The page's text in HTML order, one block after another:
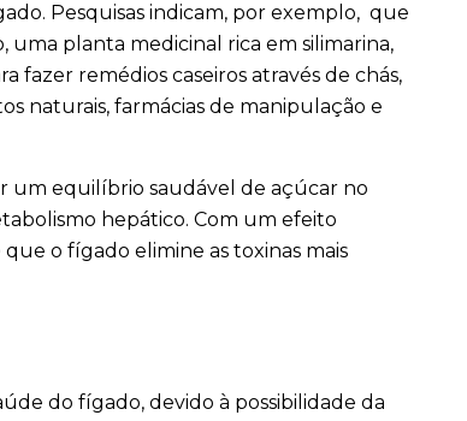
Pesquisas indicam, por exemplo, que
planta medicinal rica em silimarina,
fazer remédios caseiros através de chás,
naturais, farmácias de manipulação e
um equilíbrio saudável de açúcar no
hepático. Com um efeito
o fígado elimine as toxinas mais
do fígado, devido à possibilidade da